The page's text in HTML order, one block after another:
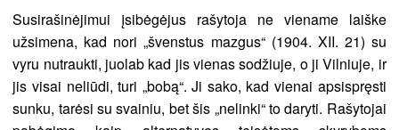
Susirašinėjimui įsibėgėjus rašytoja ne viename laiške
užsimena, kad nori „švenstus mazgus“ (1904. XII. 21) su
vyru nutraukti, juolab kad jis vienas sodžiuje, o ji Vilniuje, ir
jis visai neliūdi, turi „bobą“. Ji sako, kad vienai apsispręsti
sunku, tarėsi su svainiu, bet šis „nelinki“ to daryti. Rašytojai